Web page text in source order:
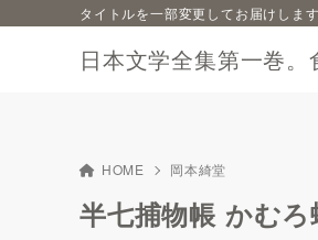
日本文学全集第一巻。
タイトルを一部変更してお届けします
HOME 岡本綺堂
半七捕物帳 かむ